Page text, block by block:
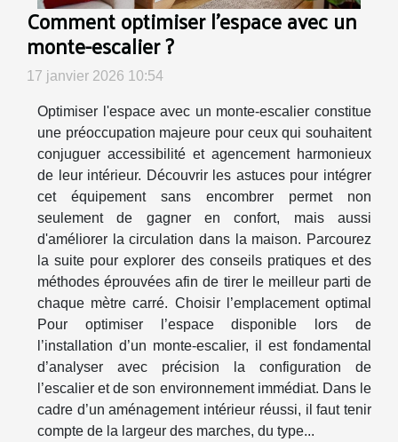
Comment optimiser l'espace avec un
monte-escalier ?
17 janvier 2026 10:54
Optimiser l'espace avec un monte-escalier constitue
une préoccupation majeure pour ceux qui souhaitent
conjuguer accessibilité et agencement harmonieux
de leur intérieur. Découvrir les astuces pour intégrer
cet équipement sans encombrer permet non
seulement de gagner en confort, mais aussi
d'améliorer la circulation dans la maison. Parcourez
la suite pour explorer des conseils pratiques et des
méthodes éprouvées afin de tirer le meilleur parti de
chaque mètre carré. Choisir l’emplacement optimal
Pour optimiser l’espace disponible lors de
l’installation d’un monte-escalier, il est fondamental
d’analyser avec précision la configuration de
l’escalier et de son environnement immédiat. Dans le
cadre d’un aménagement intérieur réussi, il faut tenir
compte de la largeur des marches, du type...